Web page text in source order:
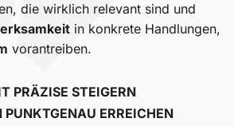
die wirklich relevant sind und
in konkrete Handlungen,
vorantreiben.
PRÄZISE STEIGERN
PUNKTGENAU ERREICHEN